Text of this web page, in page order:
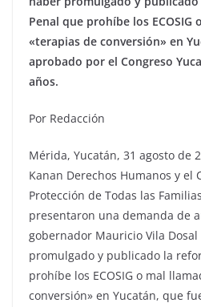
Penal que prohíbe los ECOSIG
«terapias de conversión» en
aprobado por el Congreso
años.
Por Redacción
Mérida, Yucatán, 31 agosto de
Kanan Derechos Humanos y el
Protección de Todas las
presentaron una demanda de
gobernador Mauricio Vila
promulgado y publicado la
prohíbe los ECOSIG o mal
conversión» en Yucatán, que